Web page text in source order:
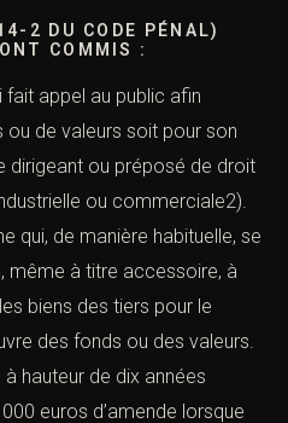
de trois années
000 euros d’amende
À SEPT ANS DE
EUROS
2DU CODE PÉNAL)
COMMIS :
appel au public afin
de valeurs soit pour son
ou préposé de
industrielle ou
autre personne qui, de